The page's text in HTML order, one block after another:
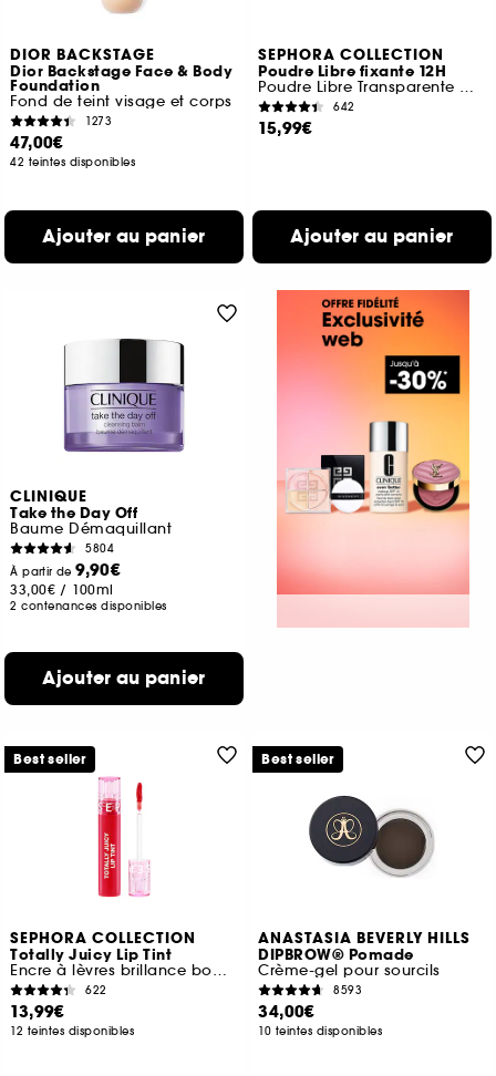
DIOR BACKSTAGE
Dior Backstage Face & Body
Foundation
Fond de teint visage et corps
1273
47,00€
42 teintes disponibles
Ajouter au panier
SEPHORA COLLECTION
Poudre Libre fixante 12H
Poudre Libre Transparente Matifiante Longue Tenue
642
15,99€
Ajouter au panier
CLINIQUE
Take the Day Off
Baume Démaquillant
5804
À partir de9,90€
33,00€ / 100ml
2 contenances disponibles
Ajouter au panier
SEPHORA COLLECTION
Totally Juicy Lip Tint
Encre à lèvres brillance bombée
622
13,99€
12 teintes disponibles
Best seller
ANASTASIA BEVERLY HILLS
DIPBROW® Pomade
Crème-gel pour sourcils
8593
34,00€
10 teintes disponibles
Best seller